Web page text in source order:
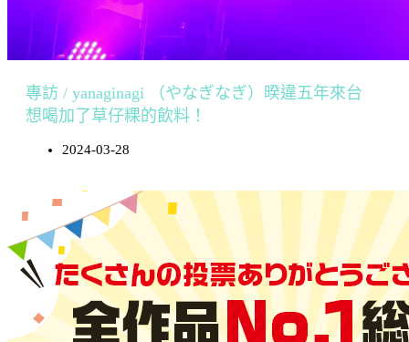
專訪 / yanaginagi （やなぎなぎ）暌違五年來台
想喝加了草仔粿的飲料！
2024-03-28